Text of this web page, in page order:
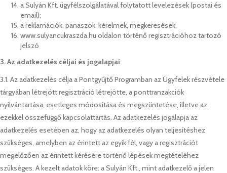
a Sulyán Kft. ügyfélszolgálatával folytatott levelezések (postai és
email);
a reklamációk, panaszok, kérelmek, megkeresések,
www.sulyancukraszda.hu oldalon történő regisztrációhoz tartozó
jelszó
3. Az adatkezelés céljai és jogalapjai
3.1. Az adatkezelés célja a Pontgyűjtő Programban az Ügyfelek részvétele
tárgyában létrejött regisztráció létrejötte, a ponttranzakciók
nyilvántartása, esetleges módosítása és megszüntetése, illetve az
ezekkel összefüggő kapcsolattartás. Az adatkezelés jogalapja az
adatkezelés esetében az, hogy az adatkezelés olyan teljesítéshez
szükséges, amelyben az érintett az egyik fél, vagy a regisztrációt
megelőzően az érintett kérésére történő lépések megtételéhez
szükséges. A kezelt adatok köre: a Sulyán Kft., mint adatkezelő a jelen